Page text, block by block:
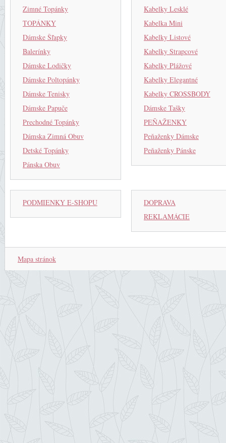
Zimné Topánky
TOPÁNKY
Dámske Šľapky
Balerínky
Dámske Lodičky
Dámske Poltopánky
Dámske Tenisky
Dámske Papuče
Prechodné Topánky
Dámska Zimná Obuv
Detské Topánky
Pánska Obuv
Kabelky Lesklé
Kabelka Mini
Kabelky Listové
Kabelky Strapcové
Kabelky Plážové
Kabelky Elegantné
Kabelky CROSSBODY
Dámske Tašky
PEŇAŽENKY
Peňaženky Dámske
Peňaženky Pánske
PODMIENKY E-SHOPU
DOPRAVA
REKLAMÁCIE
Mapa stránok